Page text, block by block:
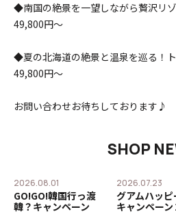
◆南国の絶景を一望しながら贅沢リ
49,800円～
◆夏の北海道の絶景と温泉を巡る！
49,800円～
お問い合わせお待ちしております♪
SHOP
2026.08.01
GO!GO!韓国行っ渡
韓？キャンペーン
2026.07.23
グアムハッ
キャンペーン